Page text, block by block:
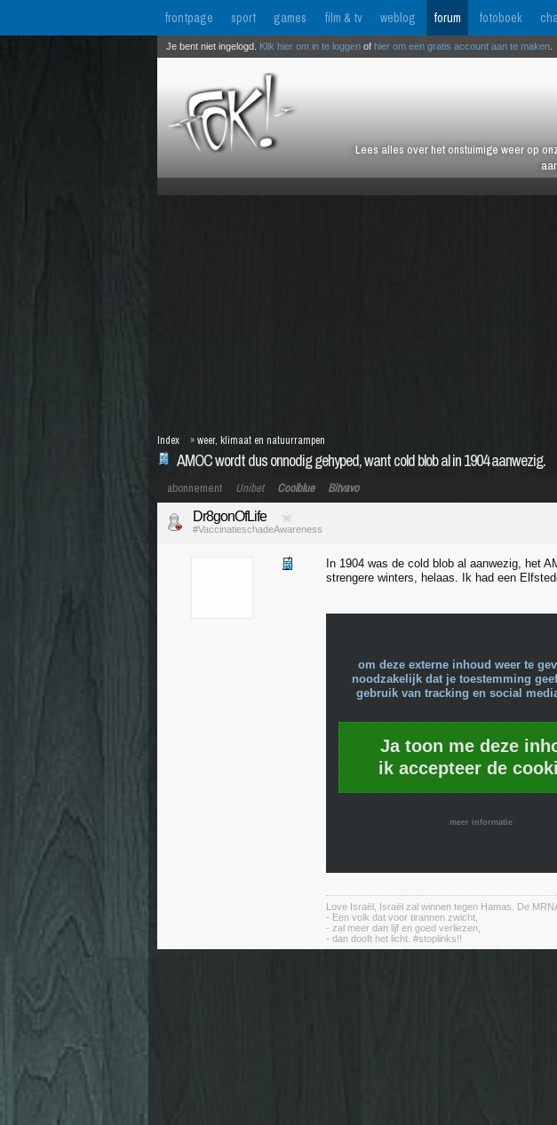
frontpage sport games film & tv weblog forum fotoboek
Lees alles over het onstuimige weer op
Je bent niet ingelogd. Klik hier om in te loggen of hier om een gratis account aan te maken
AMOC wordt dus onnodig gehyped, want cold blob al in 1904 aanwezig.
Index »weer, klimaat en natuurrampen
abonnement Unibet Coolblue Bitvavo
Dr8gonOfLife
#VaccinatieschadeAwareness
In 1904 was de cold blob al aanwezig, het
strengere winters, helaas. Ik had een
om deze externe inhoud weer te
noodzakelijk dat je toestemming
gebruik van tracking en social
Ja toon me deze
ik accepteer de
meer informatie
Love Israël, Israël zal winnen tegen Hamas. De
- Een volk dat voor tirannen zwicht,
- zal meer dan lijf en goed verliezen,
- dan dooft het licht. #stoplinks!!